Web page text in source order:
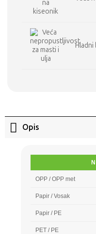
Hladni
Opis
OPP / OPP met
Papir / Vosak
Papir / PE
PET / PE